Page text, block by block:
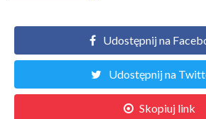
Udostępnij na
Udostępnij na
Skopiuj link